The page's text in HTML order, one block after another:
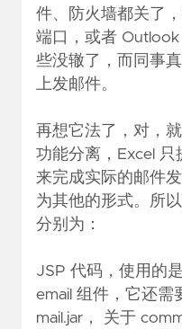
件、防火墙都关了
端口，或者
些没辙了，而同事
上发邮件。
再想它法了，对，
功能分离，Excel
来完成实际的邮件
为其他的形式。所
分别为：
JSP 代码，使用的
email 组件，它还需
mail.jar， 关于